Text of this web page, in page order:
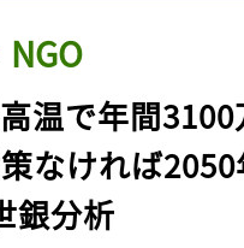
温で年間
なければ
銀分析